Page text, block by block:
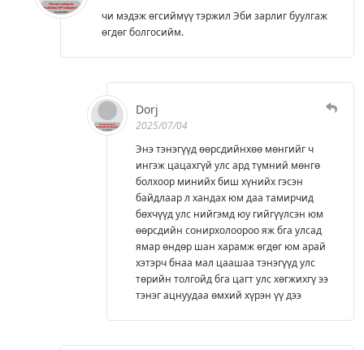
чи мэдэж өгсиймүү тэржил Эби зарлиг буулгаж
өгдөг болгосийм.
Dorj
2025/07/04
Энэ тэнэгүүд өөрсдийнхөө мөнгийг ч
ингэж цацахгүй улс ард түмний мөнгө
болхоор минийх биш хүнийх гэсэн
байдлаар л хандах юм даа тамирчид
бөхчүүд улс нийгэмд юу гийгүүлсэн юм
өөрсдийн сонирхолоороо яж бга улсад
ямар өндөр шан харамж өгдөг юм арай
хэтэрч бнаа мал цаашаа тэнэгүүд улс
төрийн толгойд бга цагт улс хөгжихгү ээ
тэнэг ацнуудаа өмхий хүрэн үү дээ